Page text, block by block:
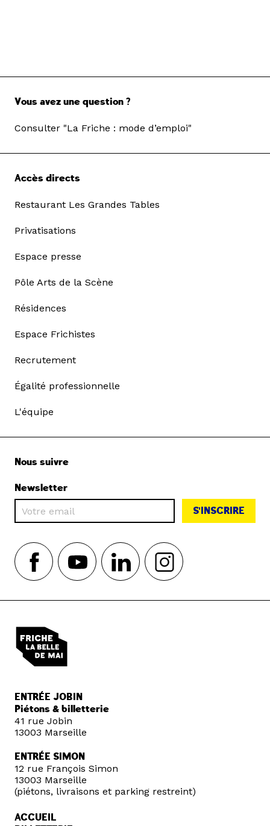
Vous avez une question ?
Consulter "La Friche : mode d’emploi"
Accès directs
Restaurant Les Grandes Tables
Privatisations
Espace presse
Pôle Arts de la Scène
Résidences
Espace Frichistes
Recrutement
Égalité professionnelle
L'équipe
Nous suivre
Newsletter
S'INSCRIRE
ENTRÉE JOBIN
Piétons & billetterie
41 rue Jobin
13003 Marseille
ENTRÉE SIMON
12 rue François Simon
13003 Marseille
(piétons, livraisons et parking restreint)
ACCUEIL